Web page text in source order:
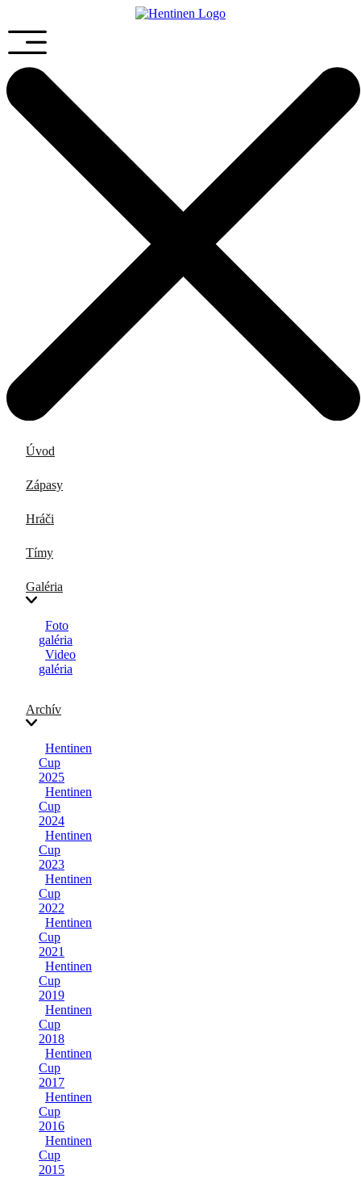
na
obsah
Úvod
Zápasy
Hráči
Tímy
Galéria
Foto
galéria
Video
galéria
Archív
Hentinen
Cup
2025
Hentinen
Cup
2024
Hentinen
Cup
2023
Hentinen
Cup
2022
Hentinen
Cup
2021
Hentinen
Cup
2019
Hentinen
Cup
2018
Hentinen
Cup
2017
Hentinen
Cup
2016
Hentinen
Cup
2015